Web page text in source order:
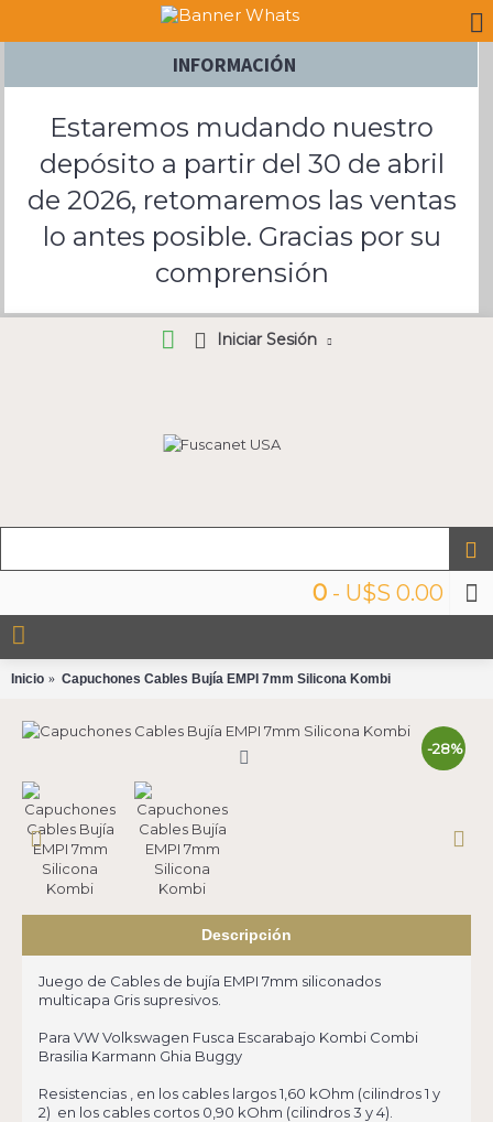
INFORMACIÓN
Estaremos mudando nuestro
depósito a partir del 30 de abril
de 2026, retomaremos las ventas
lo antes posible. Gracias por su
comprensión
Iniciar Sesión
0 - U$S 0.00
Inicio Capuchones Cables Bujía EMPI 7mm Silicona Kombi
-28%
Descripción
Juego de Cables de bujía EMPI 7mm siliconados
multicapa Gris supresivos.
Para VW Volkswagen Fusca Escarabajo Kombi Combi
Brasilia Karmann Ghia Buggy
Resistencias , en los cables largos 1,60 kOhm (cilindros 1 y
2) en los cables cortos 0,90 kOhm (cilindros 3 y 4).